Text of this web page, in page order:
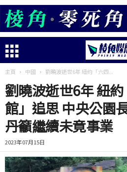
主頁 中國 劉曉波逝世6年 紐約「六四...
劉曉波逝世6年 紐
館」追思 中央公園
丹籲繼續未竟事業
2023年07月15日